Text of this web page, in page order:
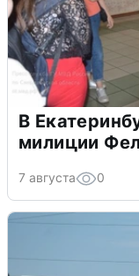
В
милиции
7 августа 0